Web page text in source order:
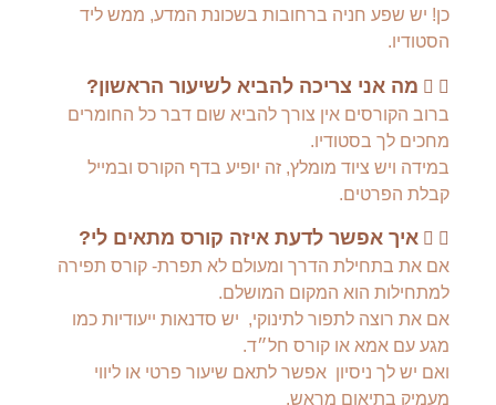
כן! יש שפע חניה ברחובות בשכונת המדע, ממש ליד
הסטודיו.
מה אני צריכה להביא לשיעור הראשון?
ברוב הקורסים אין צורך להביא שום דבר כל החומרים
מחכים לך בסטודיו.
במידה ויש ציוד מומלץ, זה יופיע בדף הקורס ובמייל
קבלת הפרטים.
איך אפשר לדעת איזה קורס מתאים לי?
אם את בתחילת הדרך ומעולם לא תפרת- קורס תפירה
למתחילות הוא המקום המושלם.
אם את רוצה לתפור לתינוקי, יש סדנאות ייעודיות כמו
מגע עם אמא או קורס חל״ד.
ואם יש לך ניסיון אפשר לתאם שיעור פרטי או ליווי
מעמיק בתיאום מראש.